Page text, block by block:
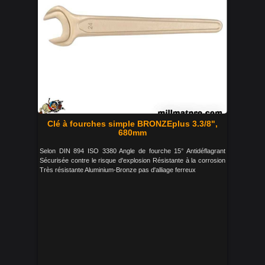
Clé à fourches simple BRONZEplus 3.3/8",
680mm
Selon DIN 894 ISO 3380 Angle de fourche 15° Antidéflagrant
Sécurisée contre le risque d'explosion Résistante à la corrosion
Très résistante Aluminium-Bronze pas d'alliage ferreux